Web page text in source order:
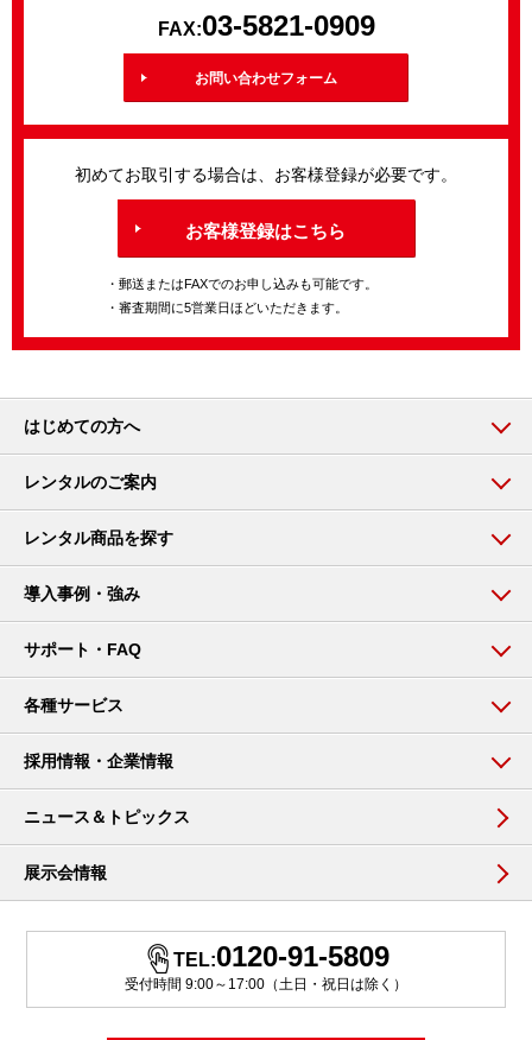
FAX:03-5821-0909
お問い合わせフォーム
初めてお取引する場合は、お客様登録が必要です。
お客様登録はこちら
・郵送またはFAXでのお申し込みも可能です。
・審査期間に5営業日ほどいただきます。
はじめての方へ
レンタルのご案内
レンタル商品を探す
導入事例・強み
サポート・FAQ
各種サービス
採用情報・企業情報
ニュース＆トピックス
展示会情報
TEL:0120-91-5809
受付時間 9:00～17:00（土日・祝日は除く）